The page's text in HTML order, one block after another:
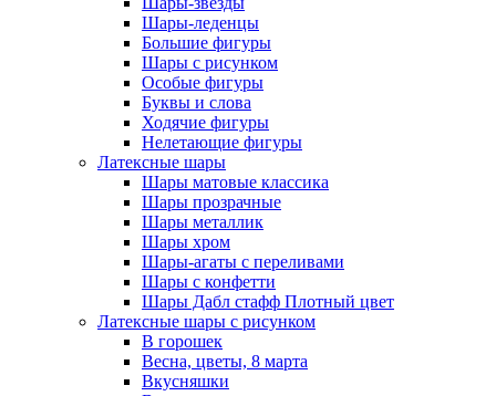
Шары-леденцы
Большие фигуры
Шары с рисунком
Особые фигуры
Буквы и слова
Ходячие фигуры
Нелетающие фигуры
Латексные шары
Шары матовые классика
Шары прозрачные
Шары металлик
Шары хром
Шары-агаты с переливами
Шары с конфетти
Шары Дабл стафф Плотный цвет
Латексные шары с рисунком
В горошек
Весна, цветы, 8 марта
Вкусняшки